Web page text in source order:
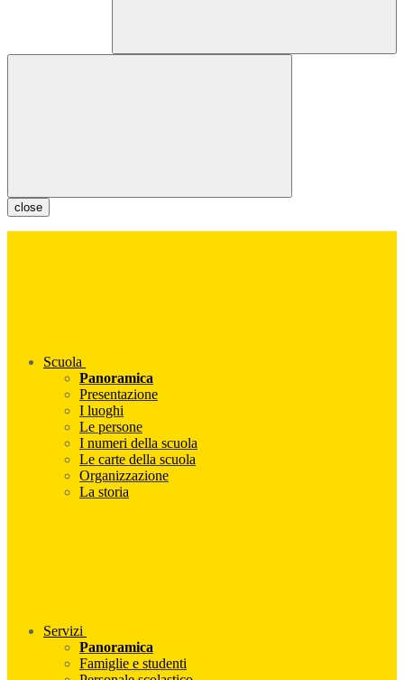
close
Scuola
Panoramica
Presentazione
I luoghi
Le persone
I numeri della scuola
Le carte della scuola
Organizzazione
La storia
Servizi
Panoramica
Famiglie e studenti